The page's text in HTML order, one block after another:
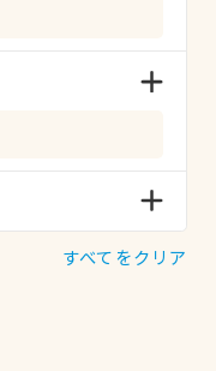
すべてをクリア